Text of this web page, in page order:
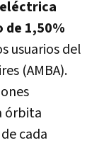
de 1,50%
usuarios del
(AMBA).
órbita
cada